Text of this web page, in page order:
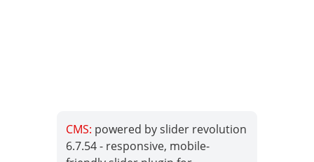
CMS: powered by slider revolution
6.7.54 - responsive, mobile-